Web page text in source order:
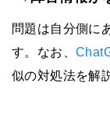
問題は自分側に
す。なお、
似の対処法を解